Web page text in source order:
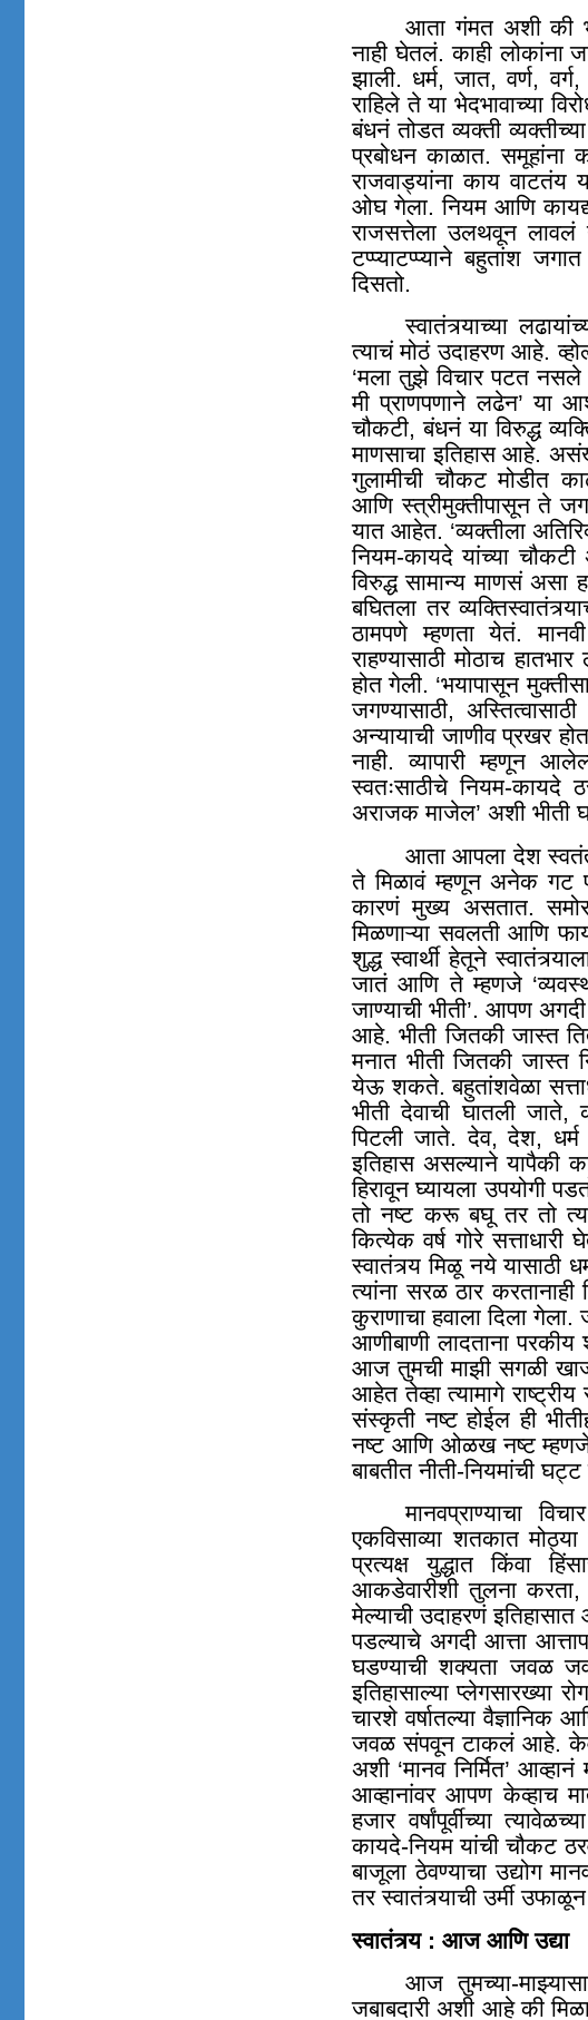
आता गंमत अशी की
नाही घेतलं. काही लोकांना
झाली. धर्म, जात, वर्ण,
राहिले ते या भेदभावाच्या
बंधनं तोडत व्यक्ती
प्रबोधन काळात. समूहांना
राजवाड्यांना काय वाटतंय
ओघ गेला. नियम आणि
राजसत्तेला उलथवून
टप्प्याटप्प्याने बहुतांश
दिसतो.
स्वातंत्र्याच्या
त्याचं मोठं उदाहरण आहे.
‘मला तुझे विचार पटत नसले
मी प्राणपणाने लढेन’ या
चौकटी, बंधनं या विरुद्ध
माणसाचा इतिहास आहे.
गुलामीची चौकट मोडीत
आणि स्त्रीमुक्तीपासून ते
यात आहेत. ‘व्यक्तीला
नियम-कायदे यांच्या
विरुद्ध सामान्य माणसं असा
बघितला तर
ठामपणे म्हणता येतं.
राहण्यासाठी मोठाच
होत गेली. ‘भयापासून
जगण्यासाठी,
अन्यायाची जाणीव प्रखर
नाही. व्यापारी म्हणून
स्वतःसाठीचे नियम-कायदे
अराजक माजेल’ अशी भीती
आता आपला देश
ते मिळावं म्हणून अनेक गट
कारणं मुख्य असतात.
मिळणाऱ्या सवलती आणि
शुद्ध स्वार्थी हेतूने
जातं आणि ते म्हणजे
जाण्याची भीती’. आपण
आहे. भीती जितकी जास्त
मनात भीती जितकी जास्त
येऊ शकते. बहुतांशवेळा
भीती देवाची घातली जाते,
पिटली जाते. देव, देश, धर्म
इतिहास असल्याने यापैकी
हिरावून घ्यायला उपयोगी
तो नष्ट करू बघू तर तो
कित्येक वर्ष गोरे
स्वातंत्र्य मिळू नये यासाठी
त्यांना सरळ ठार
कुराणाचा हवाला दिला गेला.
आणीबाणी लादताना परकीय
आज तुमची माझी सगळी
आहेत तेव्हा त्यामागे
संस्कृती नष्ट होईल ही
नष्ट आणि ओळख नष्ट म्हणजे
बाबतीत नीती-नियमांची
मानवप्राण्याचा
एकविसाव्या शतकात
प्रत्यक्ष युद्धात किंवा
आकडेवारीशी तुलना
मेल्याची उदाहरणं
पडल्याचे अगदी आत्ता
घडण्याची शक्यता जवळ
इतिहासाल्या प्लेगसारख्या
चारशे वर्षातल्या
जवळ संपवून टाकलं आहे.
अशी ‘मानव निर्मित’
आव्हानांवर आपण केव्हाच
हजार वर्षांपूर्वीच्या
कायदे-नियम यांची चौकट
बाजूला ठेवण्याचा उद्योग
तर स्वातंत्र्याची उर्मी
स्वातंत्र्य : आज आणि उद्या
आज तुमच्या-
जबाबदारी अशी आहे की